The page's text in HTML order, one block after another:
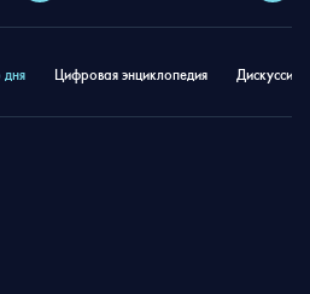
Цифровая энциклопедия